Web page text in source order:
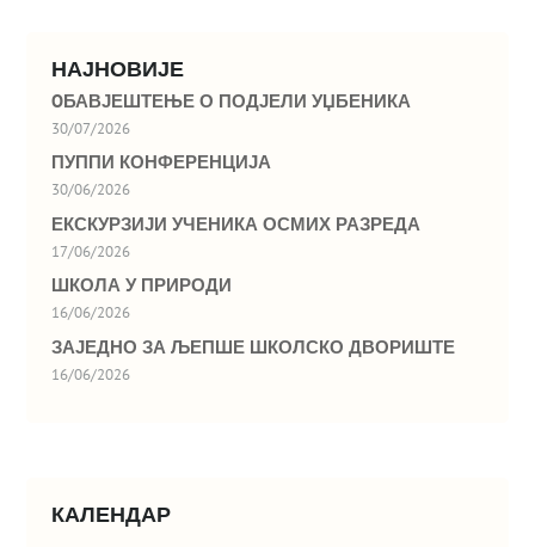
НАЈНОВИЈЕ
OБАВЈЕШТЕЊЕ О ПОДЈЕЛИ УЏБЕНИКА
30/07/2026
ПУППИ КОНФЕРЕНЦИЈА
30/06/2026
ЕКСКУРЗИЈИ УЧЕНИКА ОСМИХ РАЗРЕДА
17/06/2026
ШКОЛА У ПРИРОДИ
16/06/2026
ЗАЈЕДНО ЗА ЉЕПШЕ ШКОЛСКО ДВОРИШТЕ
16/06/2026
КАЛЕНДАР